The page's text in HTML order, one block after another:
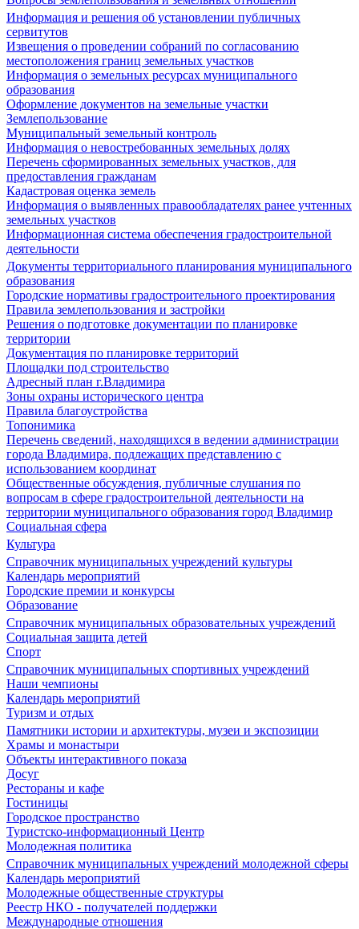
Информация и решения об установлении публичных
сервитутов
Извещения о проведении собраний по согласованию
местоположения границ земельных участков
Информация о земельных ресурсах муниципального
образования
Оформление документов на земельные участки
Землепользование
Муниципальный земельный контроль
Информация о невостребованных земельных долях
Перечень сформированных земельных участков, для
предоставления гражданам
Кадастровая оценка земель
Информация о выявленных правообладателях ранее учтенных
земельных участков
Информационная система обеспечения градостроительной
деятельности
Документы территориального планирования муниципального
образования
Городские нормативы градостроительного проектирования
Правила землепользования и застройки
Решения о подготовке документации по планировке
территории
Документация по планировке территорий
Площадки под строительство
Адресный план г.Владимира
Зоны охраны исторического центра
Правила благоустройства
Топонимика
Перечень сведений, находящихся в ведении администрации
города Владимира, подлежащих представлению с
использованием координат
Общественные обсуждения, публичные слушания по
вопросам в сфере градостроительной деятельности на
территории муниципального образования город Владимир
Социальная сфера
Культура
Справочник муниципальных учреждений культуры
Календарь мероприятий
Городские премии и конкурсы
Образование
Справочник муниципальных образовательных учреждений
Социальная защита детей
Спорт
Справочник муниципальных спортивных учреждений
Наши чемпионы
Календарь мероприятий
Туризм и отдых
Памятники истории и архитектуры, музеи и экспозиции
Храмы и монастыри
Объекты интерактивного показа
Досуг
Рестораны и кафе
Гостиницы
Городское пространство
Туристско-информационный Центр
Молодежная политика
Справочник муниципальных учреждений молодежной сферы
Календарь мероприятий
Молодежные общественные структуры
Реестр НКО - получателей поддержки
Международные отношения